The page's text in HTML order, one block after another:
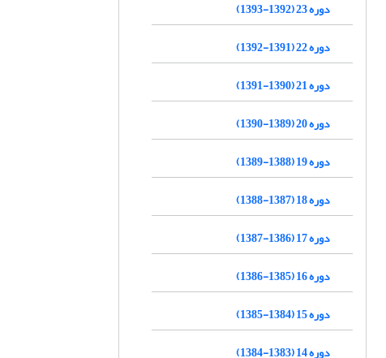
دوره 23 (1392-1393)
دوره 22 (1391-1392)
دوره 21 (1390-1391)
دوره 20 (1389-1390)
دوره 19 (1388-1389)
دوره 18 (1387-1388)
دوره 17 (1386-1387)
دوره 16 (1385-1386)
دوره 15 (1384-1385)
دوره 14 (1383-1384)